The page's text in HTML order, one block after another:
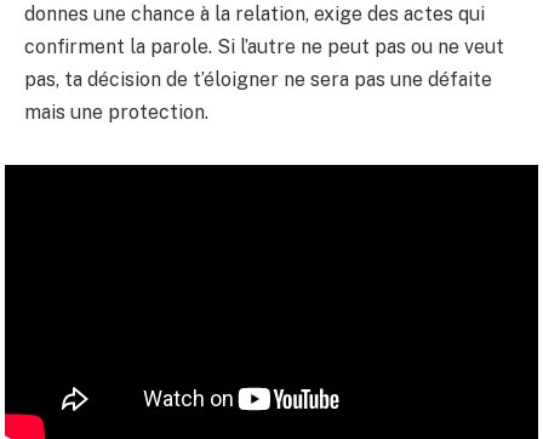
donnes une chance à la relation, exige des actes qui
confirment la parole. Si l’autre ne peut pas ou ne veut
pas, ta décision de t’éloigner ne sera pas une défaite
mais une protection.